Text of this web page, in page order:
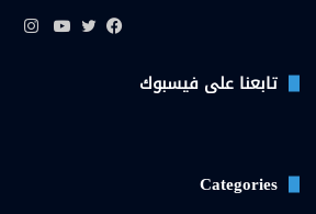
تابعنا على فيسبوك
Categories